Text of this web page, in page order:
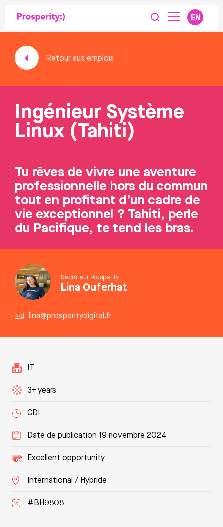
EN
Retour aux emplois
Ingénieur Système
Linux (Tahiti)
Tu rêves de vivre une aventure
professionnelle hors du commun
tout en profitant d’un cadre de
vie exceptionnel ? Tahiti, perle
du Pacifique, te tend les bras.
Recruteur Prosperity
Lina Ouferhat
lina@prosperitydigital.fr
IT
3+ years
CDI
Date de publication 19 novembre 2024
Excellent opportunity
International / Hybride
#BH9808